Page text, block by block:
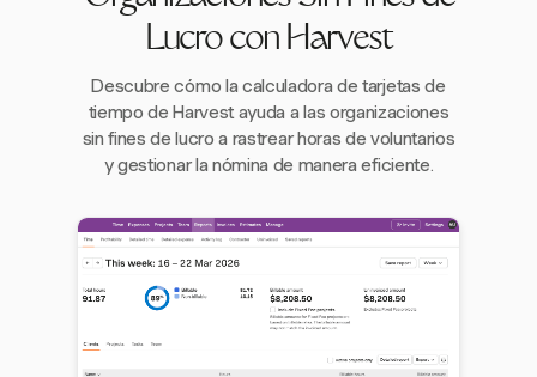
Lucro con Harvest
Descubre cómo la calculadora de tarjetas de
tiempo de Harvest ayuda a las organizaciones
sin fines de lucro a rastrear horas de voluntarios
y gestionar la nómina de manera eficiente.